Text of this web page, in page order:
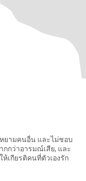
น และไม่ชอบ
กว่าอารมณ์เสีย, และ
เกียรติคนที่ตัวเองรัก